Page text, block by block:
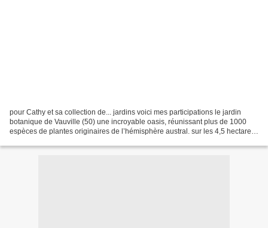
pour Cathy et sa collection de... jardins voici mes participations le jardin
botanique de Vauville (50) une incroyable oasis, réunissant plus de 1000
espèces de plantes originaires de l’hémisphère austral. sur les 4,5 hectares,